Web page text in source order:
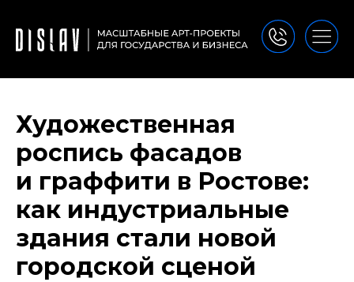
Художественная
роспись фасадов
и граффити в Ростове:
как индустриальные
здания стали новой
городской сценой